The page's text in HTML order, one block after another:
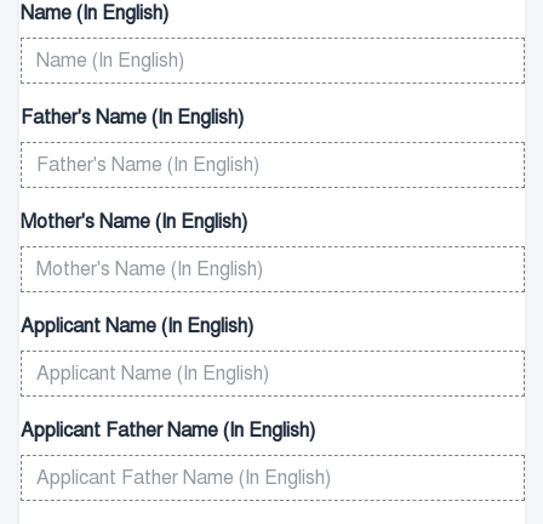
Name (In English)
Father's Name (In English)
Mother's Name (In English)
Applicant Name (In English)
Applicant Father Name (In English)